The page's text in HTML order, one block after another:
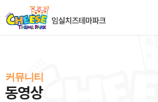
커뮤니티
동영상